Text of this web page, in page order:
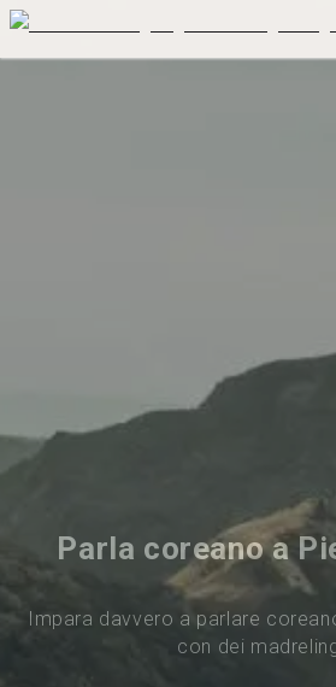
Parla coreano a
Impara davvero a parlare
con dei